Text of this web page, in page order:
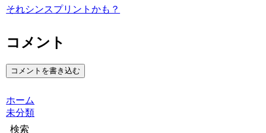
それシンスプリントかも？
コメント
コメントを書き込む
ホーム
未分類
検索